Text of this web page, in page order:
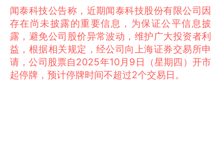
闻泰科技公告称，近期闻泰科技股份有限公司因
存在尚未披露的重要信息，为保证公平信息披
露，避免公司股价异常波动，维护广大投资者利
益，根据相关规定，经公司向上海证券交易所申
请，公司股票自2025年10月9日（星期四）开市
起停牌，预计停牌时间不超过2个交易日。